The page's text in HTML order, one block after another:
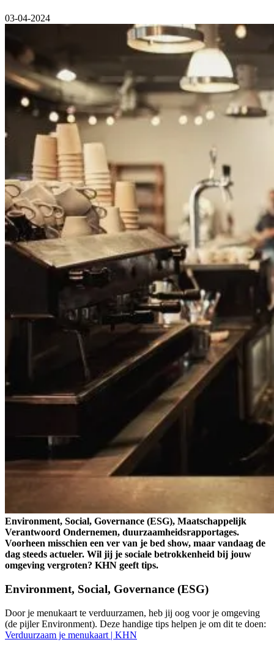
03-04-2024
Environment, Social, Governance (ESG), Maatschappelijk
Verantwoord Ondernemen, duurzaamheidsrapportages.
Voorheen misschien een ver van je bed show, maar vandaag de
dag steeds actueler. Wil jij je sociale betrokkenheid bij jouw
omgeving vergroten? KHN geeft tips.
Environment, Social, Governance (ESG)
Door je menukaart te verduurzamen, heb jij oog voor je omgeving
(de pijler Environment). Deze handige tips helpen je om dit te doen:
Verduurzaam je menukaart | KHN